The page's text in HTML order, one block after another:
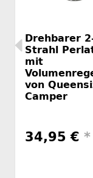
Drehbarer
Strahl
mit
von
Camper
34,95 € *